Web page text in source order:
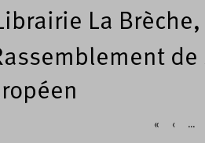
La Brèche,
« ‹ …